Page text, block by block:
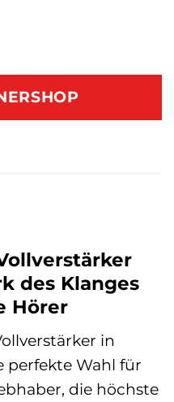
des Klanges
Hörer
in
perfekte Wahl für
die höchste